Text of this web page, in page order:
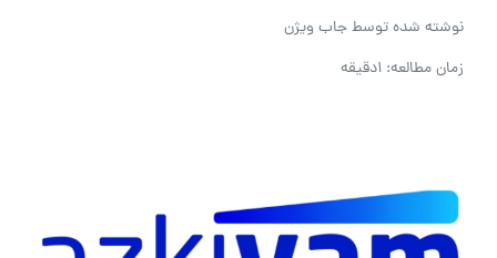
نوشته شده توسطجاب ویژن
زمان مطالعه: 1دقیقه